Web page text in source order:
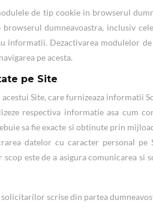
de tip cookie in browserul
dumneavoastra, inclusiv
informatii. Dezactivarea modulelor
pe acesta.
pe Site
Site, care furnizeaza informatii
respectiva informatie asa cum
sa fie exacte si obtinute prin
datelor cu caracter personal
scop este de a asigura comunicarea
solicitarilor scrise din partea